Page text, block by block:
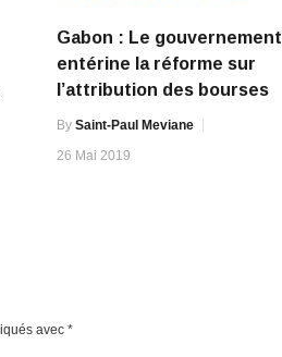
Gabon : Le gouvernement
entérine la réforme sur
l’attribution des bourses
By Saint-Paul Meviane
26 Mai 2019
avec *